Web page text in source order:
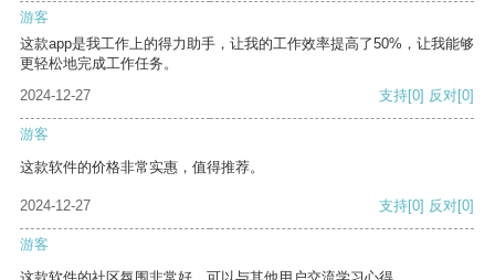
游客
这款app是我工作上的得力助手，让我的工作效率提高了50%，让我能够
更轻松地完成工作任务。
2024-12-27
支持[0] 反对[0]
游客
这款软件的价格非常实惠，值得推荐。
2024-12-27 支持[0] 反对[0]
游客